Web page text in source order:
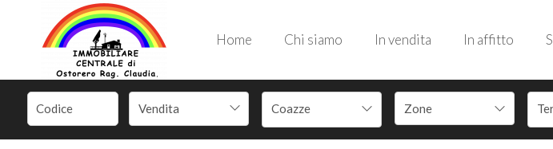
Home Chi siamo In vendita In affitto
Vendita Coazze